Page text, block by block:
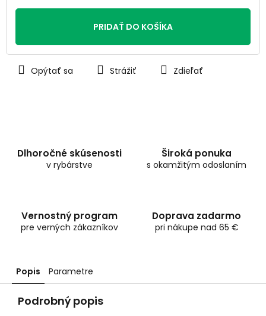
Jednotková
PRIDAŤ DO KOŠÍKA
Opýtať sa Strážiť Zdieľať
Dlhoročné skúsenosti
v rybárstve
Široká ponuka
s okamžitým odoslaním
Vernostný program
pre verných zákazníkov
Doprava zadarmo
pri nákupe nad 65 €
Popis Parametre
Podrobný popis